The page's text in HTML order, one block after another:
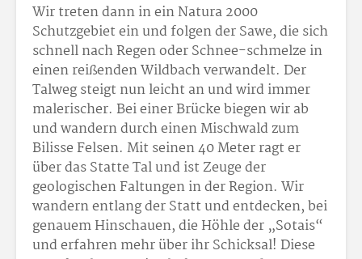
Wir treten dann in ein Natura 2000
Schutzgebiet ein und folgen der Sawe, die sich
schnell nach Regen oder Schnee-schmelze in
einen reißenden Wildbach verwandelt. Der
Talweg steigt nun leicht an und wird immer
malerischer. Bei einer Brücke biegen wir ab
und wandern durch einen Mischwald zum
Bilisse Felsen. Mit seinen 40 Meter ragt er
über das Statte Tal und ist Zeuge der
geologischen Faltungen in der Region. Wir
wandern entlang der Statt und entdecken, bei
genauem Hinschauen, die Höhle der „Sotais“
und erfahren mehr über ihr Schicksal! Diese